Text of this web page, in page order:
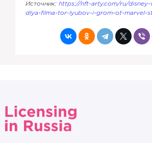
Источник: https://nft-arty.com/ru/
dlya-filma-tor-lyubov-i-grom-ot-marvel-